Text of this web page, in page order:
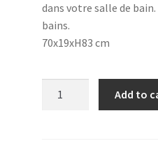
dans votre salle de
bains.
70x19xH83 cm
Add to